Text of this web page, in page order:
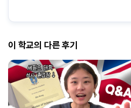
이 학교의 다른 후기